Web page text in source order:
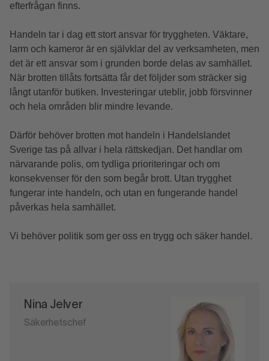
efterfrågan finns.
Handeln tar i dag ett stort ansvar för tryggheten. Väktare,
larm och kameror är en självklar del av verksamheten, men
det är ett ansvar som i grunden borde delas av samhället.
När brotten tillåts fortsätta får det följder som sträcker sig
långt utanför butiken. Investeringar uteblir, jobb försvinner
och hela områden blir mindre levande.
Därför behöver brotten mot handeln i Handelslandet
Sverige tas på allvar i hela rättskedjan. Det handlar om
närvarande polis, om tydliga prioriteringar och om
konsekvenser för den som begår brott. Utan trygghet
fungerar inte handeln, och utan en fungerande handel
påverkas hela samhället.
Vi behöver politik som ger oss en trygg och säker handel.
Nina Jelver
Säkerhetschef